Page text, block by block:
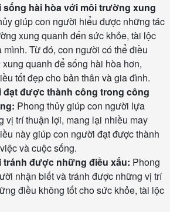
hài hòa với môi trường xung
giúp con người hiểu được những tác
xung quanh đến sức khỏe, tài lộc
mình. Từ đó, con người có thể điều
quanh để sống hài hòa hơn,
tốt đẹp cho bản thân và gia đình.
được thành công trong công
Phong thủy giúp con người lựa
vị trí thuận lợi, mang lại nhiều may
này giúp con người đạt được thành
và cuộc sống.
được những điều xấu: Phong
nhận biết và tránh được những vị trí
điều không tốt cho sức khỏe, tài lộc